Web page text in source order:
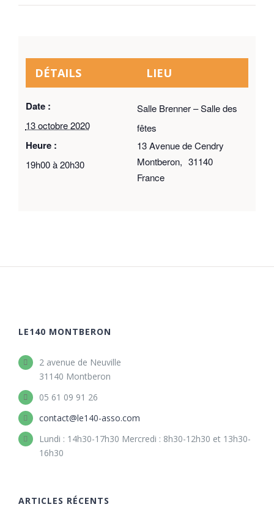
DÉTAILS
Date :
13 octobre 2020
Heure :
19h00 à 20h30
LIEU
Salle Brenner – Salle des
fêtes
13 Avenue de Cendry
Montberon, 31140
France
LE140 MONTBERON
2 avenue de Neuville
31140 Montberon
05 61 09 91 26
contact@le140-asso.com
Lundi : 14h30-17h30 Mercredi : 8h30-12h30 et 13h30-
16h30
ARTICLES RÉCENTS